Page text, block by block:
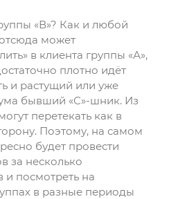
«В»? Как и любой
может
в клиента группы «А»,
плотно идёт
и растущий или уже
бывший «С»-шник. Из
перетекать как в
Поэтому, на самом
будет провести
за несколько
посмотреть на
в разные периоды